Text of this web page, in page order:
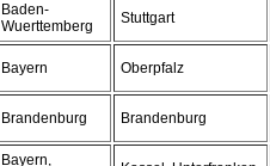
Baden-
Wuerttemberg
Stuttgart
Bayern Oberpfalz
Brandenburg Brandenburg
Bayern,